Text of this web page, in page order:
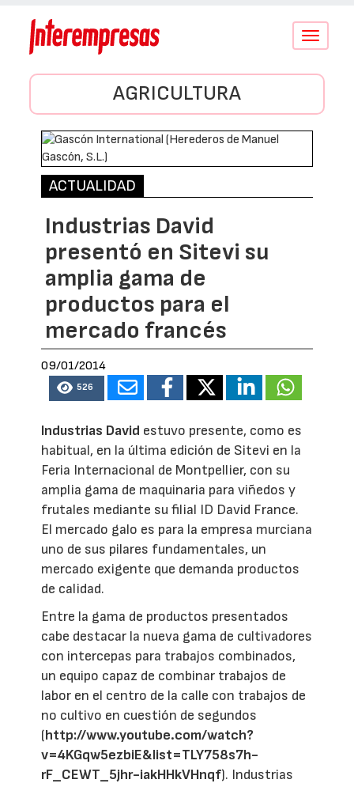
Conmutar
AGRICULTURA
ACTUALIDAD
Industrias David
presentó en Sitevi su
amplia gama de
productos para el
mercado francés
09/01/2014
526
Industrias David estuvo presente, como es
habitual, en la última edición de Sitevi en la
Feria Internacional de Montpellier, con su
amplia gama de maquinaria para viñedos y
frutales mediante su filial ID David France.
El mercado galo es para la empresa murciana
uno de sus pilares fundamentales, un
mercado exigente que demanda productos
de calidad.
Entre la gama de productos presentados
cabe destacar la nueva gama de cultivadores
con intercepas para trabajos combinados,
un equipo capaz de combinar trabajos de
labor en el centro de la calle con trabajos de
no cultivo en cuestión de segundos
(http://www.youtube.com/watch?
v=4KGqw5ezbiE&list=TLY758s7h-
rF_CEWT_5jhr-iakHHkVHnqf). Industrias